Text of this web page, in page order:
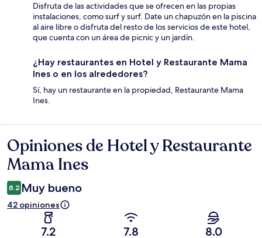
Disfruta de las actividades que se ofrecen en las propias
instalaciones, como surf y surf. Date un chapuzón en la piscina
al aire libre o disfruta del resto de los servicios de este hotel,
que cuenta con un área de picnic y un jardín.
¿Hay restaurantes en Hotel y Restaurante Mama
Ines o en los alrededores?
Sí, hay un restaurante en la propiedad, Restaurante Mama
Ines.
Opiniones
Opiniones de Hotel y Restaurante
Mama Ines
8.2 Muy bueno
42 opiniones
7.2 7.8 8.0